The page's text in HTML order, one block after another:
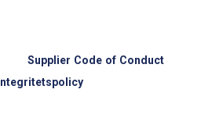
Supplier Code of Conduct
Integritetspolicy